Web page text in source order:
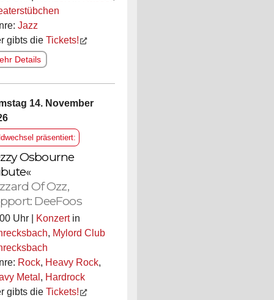
Jazz
gibts die Tickets!
Details
14. November
präsentiert:
Osbourne
Of Ozz,
DeeFoos
Uhr | Konzertin
, Mylord Club
Rock, Heavy Rock,
Metal , Hardrock
gibts die Tickets!